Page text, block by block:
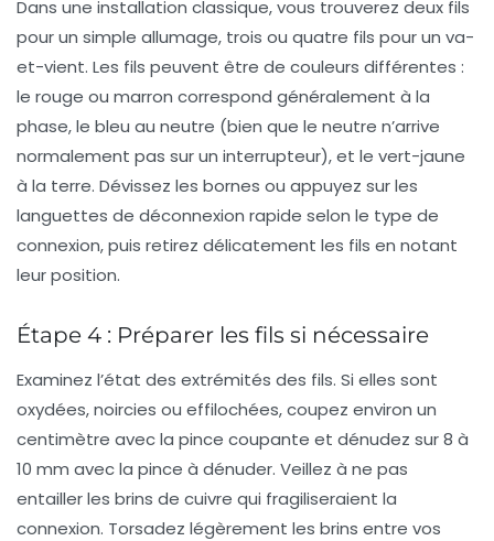
Dans une installation classique, vous trouverez deux fils
pour un simple allumage, trois ou quatre fils pour un va-
et-vient. Les fils peuvent être de couleurs différentes :
le rouge ou marron correspond généralement à la
phase, le bleu au neutre (bien que le neutre n’arrive
normalement pas sur un interrupteur), et le vert-jaune
à la terre. Dévissez les bornes ou appuyez sur les
languettes de déconnexion rapide selon le type de
connexion, puis retirez délicatement les fils en notant
leur position.
Étape 4 : Préparer les fils si nécessaire
Examinez l’état des extrémités des fils. Si elles sont
oxydées, noircies ou effilochées, coupez environ un
centimètre avec la pince coupante et dénudez sur 8 à
10 mm avec la pince à dénuder. Veillez à ne pas
entailler les brins de cuivre qui fragiliseraient la
connexion. Torsadez légèrement les brins entre vos